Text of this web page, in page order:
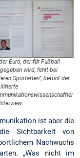
Euro, der für Fußball
wird, fehlt bei
Sportarten“, betont der
ist aber die
Sichtbarkeit von
Nachwuchs
„Was nicht im